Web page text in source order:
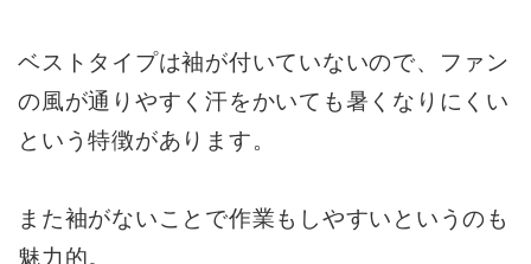
ベストタイプは袖が付いていないので、ファン
の風が通りやすく汗をかいても暑くなりにくい
という特徴があります。
また袖がないことで作業もしやすいというのも
魅力的。